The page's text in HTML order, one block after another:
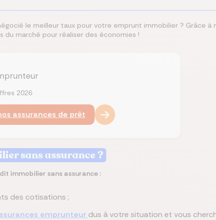
le meilleur taux pour votre emprunt immobilier ? Grâce à
marché pour réaliser des économies !
2026
assurances de prêt
sans assurance ?
immobilier sans assurance :
des cotisations ;
emprunteur dus à votre situation et vous